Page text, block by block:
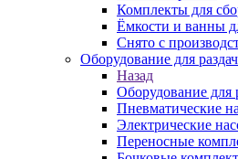
Комплекты для
Ёмкости и ванны
Снято с
Оборудование для
Назад
Оборудование для
Пневматические
Электрические
Переносные